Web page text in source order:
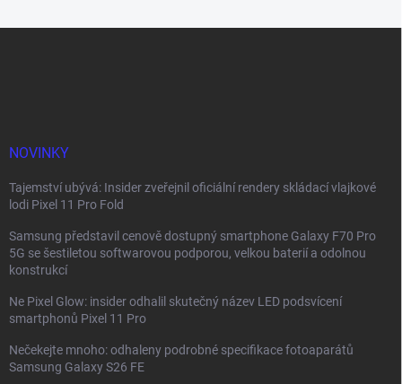
NOVINKY
Tajemství ubývá: Insider zveřejnil oficiální rendery skládací vlajkové
lodi Pixel 11 Pro Fold
Samsung představil cenově dostupný smartphone Galaxy F70 Pro
5G se šestiletou softwarovou podporou, velkou baterií a odolnou
konstrukcí
Ne Pixel Glow: insider odhalil skutečný název LED podsvícení
smartphonů Pixel 11 Pro
Nečekejte mnoho: odhaleny podrobné specifikace fotoaparátů
Samsung Galaxy S26 FE